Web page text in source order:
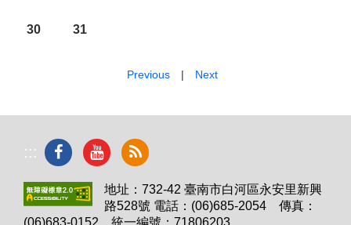
30 31
Previous| Next
:::
地址：732-42 臺南市白河區永安里新興
路528號 電話：(06)685-2054 傳真：
(06)683-0152 統一編號：71806203